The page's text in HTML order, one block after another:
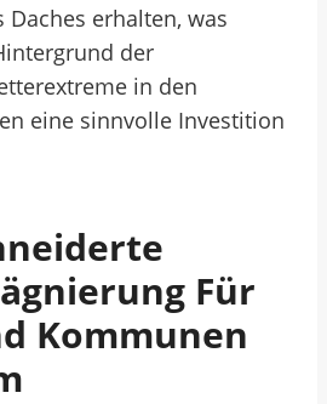
erhalten, was
der
in den
eine sinnvolle Investition
Für
Kommunen